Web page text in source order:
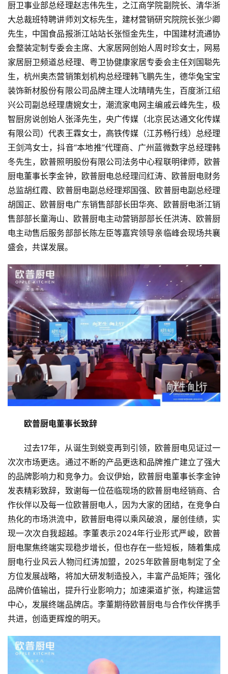
厨卫事业部总经理赵志伟先生，之江商学院副院长、清华浙
大总裁班特聘讲师刘文标先生，建材营销研究院院长张少卿
先生，中国食品报浙江站站长张恒金先生，中国建材流通协
会整装定制专委会主席、大家居网创始人周时珍女士，网易
家居厨卫频道总经理、粤卫协健康家居专委会主任刘国聪先
生，杭州奥杰营销策划机构总经理韩飞鹏先生，德华兔宝宝
装饰新材股份有限公司品牌主理人沈晴晴先生，百度浙江绍
兴公司副总经理唐婉女士，潮流家电网主编戚云峰先生，极
智厨房说创始人张泽先生，央广传媒（北京民达通文化传媒
有限公司）代表王霖女士，高铁传媒（江苏畅行线）总经理
王剑鸿女士，抖音“本地推”代理商、广州蓝微数字总经理韩
冬先生，欧普照明股份有限公司法务中心程联明律师，欧普
厨电董事长李金钟，欧普厨电总经理闫红涛、欧普厨电财务
总监胡红霞、欧普厨电副总经理郑国强、欧普厨电副总经理
胡国正、欧普厨电广东销售部部长田华亮、欧普厨电浙江销
售部部长童海山、欧普厨电主动营销部部长任洪涛、欧普厨
电主动售后服务部部长陈左臣等嘉宾领导亲临峰会现场共襄
盛会，共谋发展。
欧普厨电董事长致辞
过去17年，从诞生到蜕变再到引领，欧普厨电见证过一
次次市场更迭。通过不断的产品更迭和品牌推广建立了强大
的品牌影响力和竞争力。会议伊始，欧普厨电董事长李金钟
发表精彩致辞，致谢每一位莅临现场的欧普厨电经销商、合
作伙伴以及每一位欧普厨电人，因为大家的团结，在竞争白
热化的市场洪流中，欧普厨电得以乘风破浪，屡创佳绩，实
现一次次自我超越。李董表示2024年行业形式严峻，欧普
厨电聚焦终端实现稳步增长，但也存在一些短板，随着集成
厨电行业风云人物闫红涛加盟，2025年欧普厨电制定了全
方位发展战略，将加大研发制造投入，丰富产品矩阵；强化
品牌价值输出，提升行业影响力；加速渠道扩张，构建运营
中心，发展终端品牌店。李董期待欧普厨电与合作伙伴携手
共进，创造更辉煌的明天。